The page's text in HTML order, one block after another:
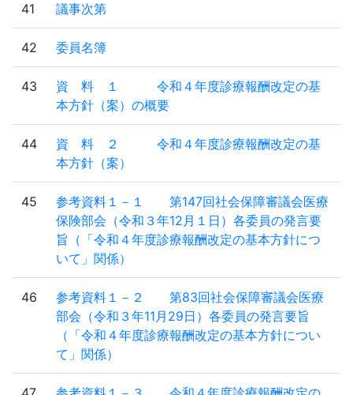
41 議事次第
42 委員名簿
43
資 料 １ 令和４年度診療報酬改定の基
本方針（案）の概要
44
資 料 ２ 令和４年度診療報酬改定の基
本方針（案）
45
参考資料１－１ 第147回社会保障審議会医療
保険部会（令和３年12月１日）各委員の発言要
旨（「令和４年度診療報酬改定の基本方針につ
いて」関係）
46
参考資料１－２ 第83回社会保障審議会医療
部会（令和３年11月29日）各委員の発言要旨
（「令和４年度診療報酬改定の基本方針につい
て」関係）